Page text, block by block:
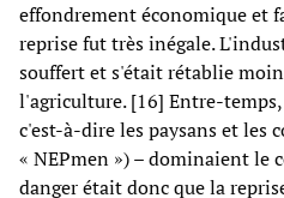
effondrement économique et
reprise fut très inégale.
souffert et s'était rétablie
l'agriculture. [16] Entre-
c'est-à-dire les paysans et les
« NEPmen ») – dominaient le
danger était donc que la